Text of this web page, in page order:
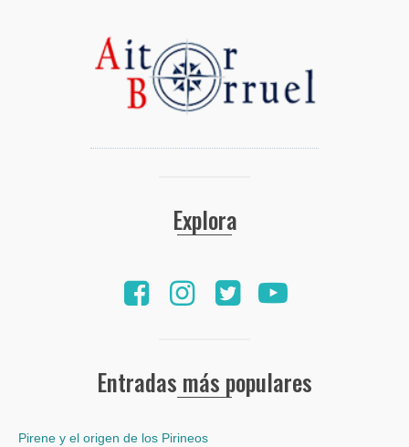
Explora
Entradas más populares
Pirene y el origen de los Pirineos